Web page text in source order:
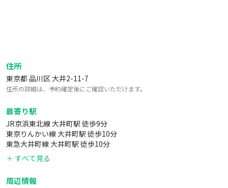
住所
東京都 品川区 大井2-11-7
住所の詳細は、予約確定後にご確認いただけます。
最寄り駅
JR京浜東北線 大井町駅 徒歩9分
東京りんかい線 大井町駅 徒歩10分
東急大井町線 大井町駅 徒歩10分
＋ すべて見る
周辺情報